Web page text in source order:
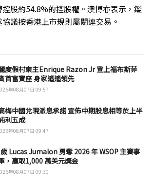
股約54.8%的控股權。澳博亦表示，鑑
議按香港上市規則屬關連交易。
度假村東主Enrique Razon Jr 登上福布斯菲
首富寶座 身家遙遙領先
年08月07日 09:57
梅中國兌現派息承諾 宣佈中期股息相等於上半
利五成
年08月07日 09:47
Lucas Jumalon 勇奪 2026 年 WSOP 主賽事
，贏取1,000 萬美元獎金
年08月07日 09:30